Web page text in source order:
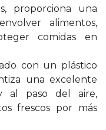
proporciona una
alimentos,
comidas en
con un plástico
una excelente
al paso del aire,
frescos por más